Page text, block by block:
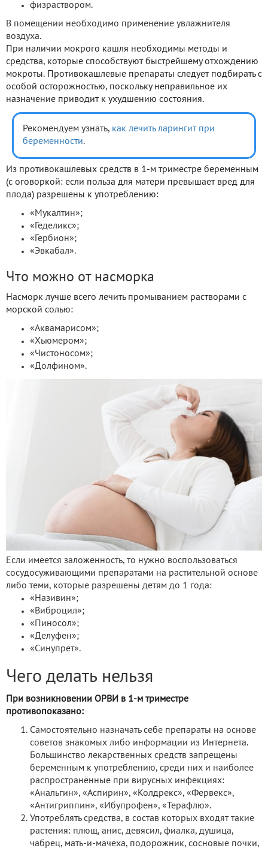
физраствором.
В помещении необходимо применение увлажнителя
воздуха.
При наличии мокрого кашля необходимы методы и
средства, которые способствуют быстрейшему отхождению
мокроты. Противокашлевые препараты следует подбирать с
особой осторожностью, поскольку неправильное их
назначение приводит к ухудшению состояния.
Рекомендуем узнать, как лечить ларингит при
беременности.
Из противокашлевых средств в 1-м триместре беременным
(с оговоркой: если польза для матери превышает вред для
плода) разрешены к употреблению:
«Мукалтин»;
«Геделикс»;
«Гербион»;
«Эвкабал».
Что можно от насморка
Насморк лучше всего лечить промыванием растворами с
морской солью:
«Аквамарисом»;
«Хьюмером»;
«Чистоносом»;
«Долфином».
Если имеется заложенность, то нужно воспользоваться
сосудосуживающими препаратами на растительной основе
либо теми, которые разрешены детям до 1 года:
«Називин»;
«Виброцил»;
«Пиносол»;
«Делуфен»;
«Синупрет».
Чего делать нельзя
При возникновении ОРВИ в 1-м триместре
противопоказано:
Самостоятельно назначать себе препараты на основе
советов знакомых либо информации из Интернета.
Большинство лекарственных средств запрещены
беременным к употреблению, среди них и наиболее
распространённые при вирусных инфекциях:
«Анальгин», «Аспирин», «Колдрекс», «Фервекс»,
«Антигриппин», «Ибупрофен», «Терафлю».
Употреблять средства, в состав которых входят такие
растения: плющ, анис, девясил, фиалка, душица,
чабрец, мать-и-мачеха, подорожник, сосновые почки,